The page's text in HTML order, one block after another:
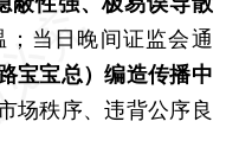
；当日晚间证监会通
宝宝总）编造传播中
场秩序、违背公序良